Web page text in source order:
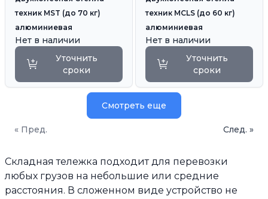
техник MST (до 70 кг)
алюминиевая
Нет в наличии
Уточнить
сроки
техник MCLS (до 60 кг)
алюминиевая
Нет в наличии
Уточнить
сроки
Смотреть еще
« Пред. След. »
Складная тележка подходит для перевозки
любых грузов на небольшие или средние
расстояния. В сложенном виде устройство не